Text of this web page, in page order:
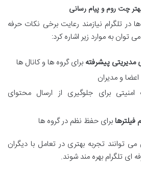
چت روم و پیام رسانی
در تلگرام نیازمند رعایت برخی نکات حرفه
به موارد زیر اشاره کرد:
مدیریتی پیشرفته برای گروه ها و کانال ها
و مدیران
امنیتی برای جلوگیری از ارسال محتوای
فیلترهابرای حفظ نظم در گروه ها
می توانند تجربه بهتری در تعامل با دیگران
ای تلگرام بهره مند شوند.